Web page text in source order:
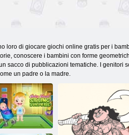
loro di giocare giochi online gratis per i
conoscere i bambini con forme
sacco di pubblicazioni tematiche. I genitori
un padre o la madre.